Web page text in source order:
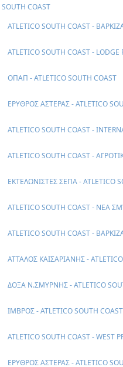
SOUTH COAST
ATLETICO SOUTH COAST -
ATLETICO SOUTH COAST - LODGE
ΟΠΑΠ - ATLETICO SOUTH COAST
ΕΡΥΘΡΟΣ ΑΣΤΕΡΑΣ - ATLETICO
ATLETICO SOUTH COAST -
ATLETICO SOUTH COAST -
ΕΚΤΕΛΩΝΙΣΤΕΣ ΣΕΠΑ - ATLETICO
ATLETICO SOUTH COAST - ΝΕΑ
ATLETICO SOUTH COAST -
ΑΤΤΑΛΟΣ ΚΑΙΣΑΡΙΑΝΗΣ -
ΔΟΞΑ Ν.ΣΜΥΡΝΗΣ - ATLETICO
ΙΜΒΡΟΣ - ATLETICO SOUTH COAST
ATLETICO SOUTH COAST - WEST
ΕΡΥΘΡΟΣ ΑΣΤΕΡΑΣ - ATLETICO